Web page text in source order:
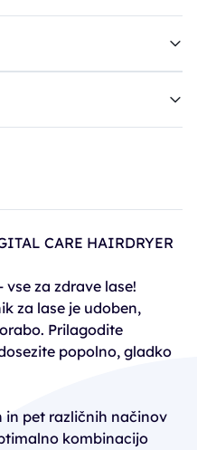
- Black*
CARE HAIRDRYER
vse za zdrave lase!
za lase je udoben,
Prilagodite
popolno, gladko
in pet različnih načinov
kombinacijo